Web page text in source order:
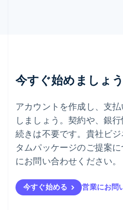
今すぐ始めましょう
アカウントを作成し、支
しましょう。契約や、銀
続きは不要です。貴社ビ
タムパッケージのご提案
にお問い合わせください。
今すぐ始める 営業にお問
English
Deutsch English
ニュージーランド
English
ノルウェー
ハンガリー
English
EnglishSvenska
ブラジル